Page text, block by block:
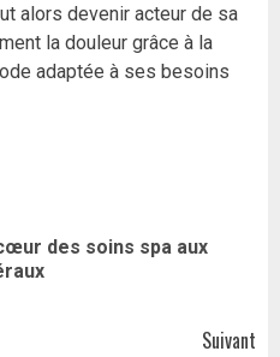
alors devenir acteur de sa
la douleur grâce à la
adaptée à ses besoins
des soins spa aux
Suivant